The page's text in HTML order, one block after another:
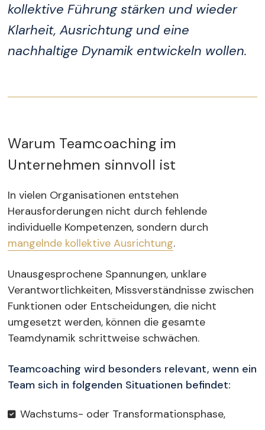
kollektive Führung stärken und wieder
Klarheit, Ausrichtung und eine
nachhaltige Dynamik entwickeln wollen.
Warum Teamcoaching im
Unternehmen sinnvoll ist
In vielen Organisationen entstehen
Herausforderungen nicht durch fehlende
individuelle Kompetenzen, sondern durch
mangelnde kollektive Ausrichtung.
Unausgesprochene Spannungen, unklare
Verantwortlichkeiten, Missverständnisse zwischen
Funktionen oder Entscheidungen, die nicht
umgesetzt werden, können die gesamte
Teamdynamik schrittweise schwächen.
Teamcoaching wird besonders relevant, wenn ein
Team sich in folgenden Situationen befindet:
Wachstums- oder Transformationsphase,